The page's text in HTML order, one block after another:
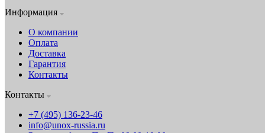
Информация
О компании
Оплата
Доставка
Гарантия
Контакты
Контакты
+7 (495) 136-23-46
info@unox-russia.ru